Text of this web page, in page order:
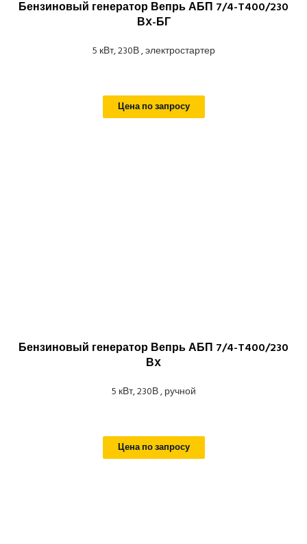
Бензиновый генератор Вепрь АБП 7/4-T400/230
ВX-БГ
5 кВт, 230В , электростартер
Цена по запросу
Бензиновый генератор Вепрь АБП 7/4-T400/230
ВX
5 кВт, 230В , ручной
Цена по запросу